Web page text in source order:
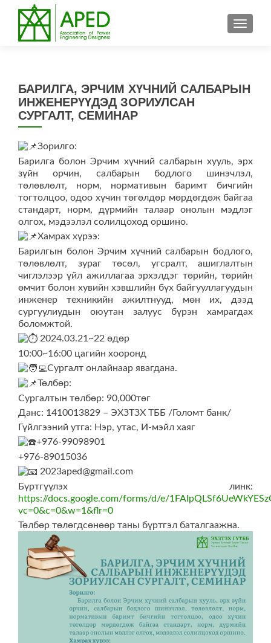
БАРИЛГА, ЭРЧИМ ХҮЧНИЙ САЛБАРЫН
ИНЖЕНЕРҮҮДЭД ЗОРИУЛСАН
СУРГАЛТ, СЕМИНАР
Зорилго:
Барилга болон Эрчим хүчний салбарын хууль, эрх
зүйн орчин, салбарын бодлого шинэчлэл,
төлөвлөлт, норм, нормативын баримт бичгийн
тогтолцоо, одоо хүчин төгөлдөр мөрдөгдөж байгаа
стандарт, норм, дүрмийн талаар онолын мэдлэг
олгох, мэдээлэл солилцоход оршино.
Хамрах хүрээ:
Барилгын болон Эрчим хүчний салбарын бодлого,
төлөвлөлт, зураг төсөл, угсралт, ашиглалтын
чиглэлээр үйл ажиллагаа эрхэлдэг төрийн, төрийн
өмчит болон хувийн хэвшлийн бүх байгууллагуудын
инженер техникийн ажилтнууд, мөн их, дээд
сургуулиудын оюутан залуус бүрэн хамрагдах
боломжтой.
2024.03.21~22 өдөр
10:00~16:00 цагийн хооронд
Сургалт онлайнаар явагдана.
Төлбөр:
Сургалтын төлбөр: 90,000төг
Данс: 1410013829 – ЭХЗТЗХ ТББ /Голомт банк/
Гүйлгээний утга: Нэр, утас, И-мэйл хаяг
+976-99098901
+976-89015036
2023aped@gmail.com
Бүртгүүлэх линк:
https://docs.google.com/forms/d/e/
vc=0&c=0&w=1&flr=0
Төлбөр төлөгдсөнөөр таны бүртгэл баталгаажна.